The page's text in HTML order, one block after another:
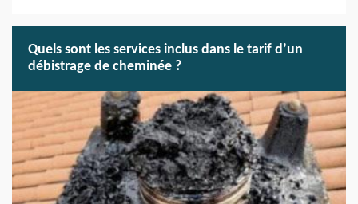
Quels sont les services inclus dans le tarif d’un
débistrage de cheminée ?